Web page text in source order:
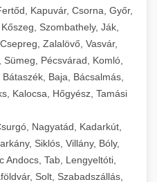
módszerek
Ads és Meta hirdetési
hirdetési
tanulással és
AI hirdetési automatizálás
+
dagasztógépek és
és kereskedelmi
konstrukció
tésztakeverő
+
gépek professzionális
Precíziós vágás
beállítással.
Gép +
Kapuvár, Csorna, Győr,
Szombathely, Ják,
Zalalövő, Vasvár,
Pécsvárad, Komló,
Baja, Bácsalmás,
Kalocsa, Hőgyész, Tamási
Nagyatád, Kadarkút,
Siklós, Villány, Bóly,
Andocs, Tab, Lengyeltóti,
Solt, Szabadszállás,